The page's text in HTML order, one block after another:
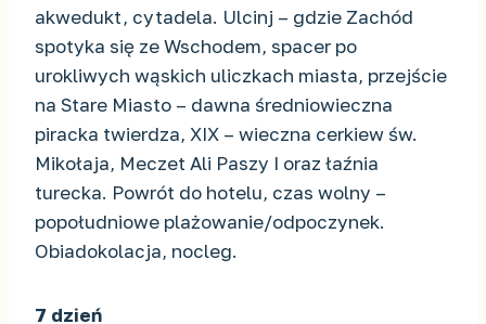
akwedukt, cytadela. Ulcinj – gdzie Zachód
spotyka się ze Wschodem, spacer po
urokliwych wąskich uliczkach miasta, przejście
na Stare Miasto – dawna średniowieczna
piracka twierdza, XIX – wieczna cerkiew św.
Mikołaja, Meczet Ali Paszy I oraz łaźnia
turecka. Powrót do hotelu, czas wolny –
popołudniowe plażowanie/odpoczynek.
Obiadokolacja, nocleg.
7 dzień